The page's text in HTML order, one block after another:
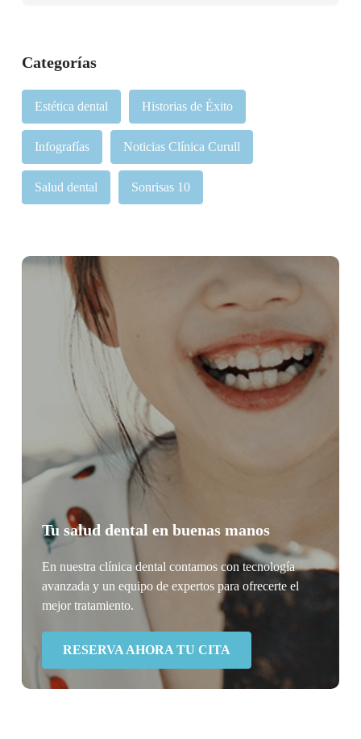
Categorías
Estética dental Historias de Éxito
Infografías Noticias Clínica Curull
Salud dental Sonrisas 10
Tu salud dental en buenas manos
En nuestra clínica dental contamos con tecnología
avanzada y un equipo de expertos para ofrecerte el
mejor tratamiento.
RESERVA AHORA TU CITA